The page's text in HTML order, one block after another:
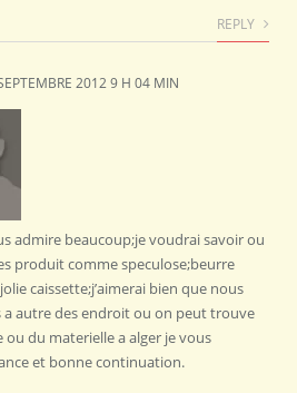
REPLY
2012 9 H 04 MIN
admire beaucoup;je voudrai savoir ou
produit comme speculose;beurre
caissette;j’aimerai bien que nous
a autre des endroit ou on peut trouve
ou du materielle a alger je vous
et bonne continuation.